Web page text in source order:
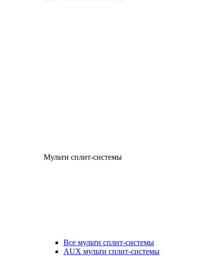
Мульти сплит-системы
Все мульти сплит-системы
AUX мульти сплит-системы